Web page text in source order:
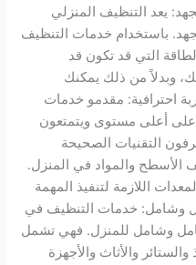
يعد التنظيف المنزلي
باستخدام خدمات التنظيف
التي قد تكون قد
وبدلاً من ذلك يمكنك
احترافية: مقدمو خدمات
أعلى مستوى ويتمتعون
التقنيات الصحيحة
والمواد في المنزل.
اللازمة لتنفيذ المهمة
خدمات التنظيف في
وشامل للمنزل. فهي تشمل
والأثاث والأجهزة